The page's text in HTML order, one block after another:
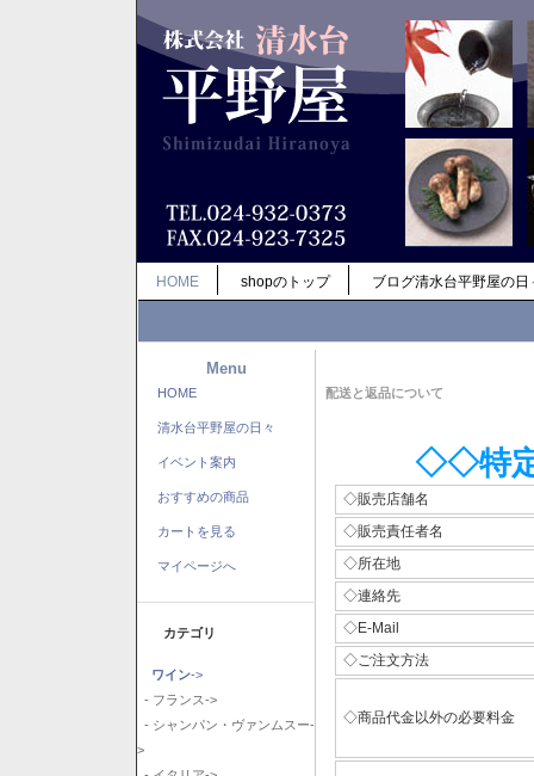
HOME shopのトップ ブログ清水台平野屋の日
Menu
HOME
清水台平野屋の日々
イベント案内
おすすめの商品
カートを見る
マイページへ
カテゴリ
ワイン->
- フランス->
- シャンパン・ヴァンムスー-
>
配送と返品について
◇◇特
◇販売店舗名
◇販売責任者名
◇所在地
◇連絡先
◇E-Mail
◇ご注文方法
◇商品代金以外の必要料金